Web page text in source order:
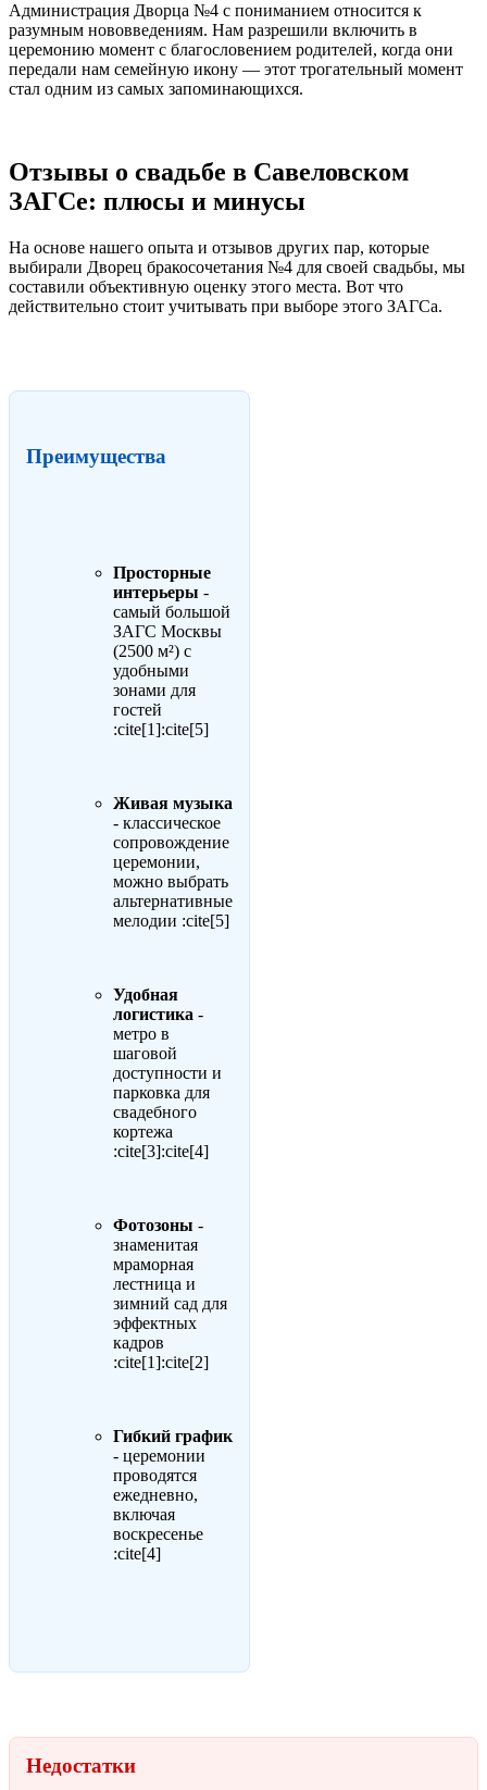
Администрация Дворца №4 с пониманием относится к
разумным нововведениям. Нам разрешили включить в
церемонию момент с благословением родителей, когда они
передали нам семейную икону — этот трогательный момент
стал одним из самых запоминающихся.
Отзывы о свадьбе в Савеловском
ЗАГСе: плюсы и минусы
На основе нашего опыта и отзывов других пар, которые
выбирали Дворец бракосочетания №4 для своей свадьбы, мы
составили объективную оценку этого места. Вот что
действительно стоит учитывать при выборе этого ЗАГСа.
Преимущества
Просторные
интерьеры -
самый большой
ЗАГС Москвы
(2500 м²) с
удобными
зонами для
гостей
:cite[1]:cite[5]
Живая музыка
- классическое
сопровождение
церемонии,
можно выбрать
альтернативные
мелодии :cite[5]
Удобная
логистика -
метро в
шаговой
доступности и
парковка для
свадебного
кортежа
:cite[3]:cite[4]
Фотозоны -
знаменитая
мраморная
лестница и
зимний сад для
эффектных
кадров
:cite[1]:cite[2]
Гибкий график
- церемонии
проводятся
ежедневно,
включая
воскресенье
:cite[4]
Недостатки